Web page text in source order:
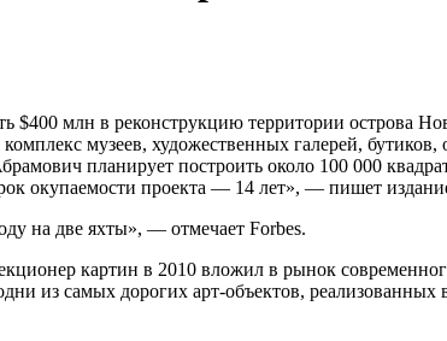
$400 млн в реконструкцию территории острова
музеев, художественных галерей, бутиков,
планирует построить около 100 000
окупаемости проекта — 14 лет», — пишет
на две яхты», — отмечает Forbes.
картин в 2010 вложил в рынок
из самых дорогих арт-объектов, реализованных